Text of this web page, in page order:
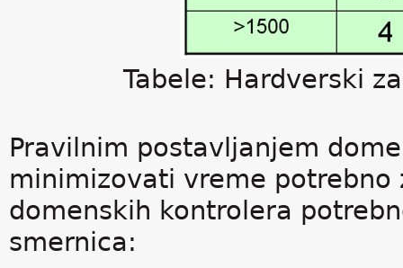
Tabele: Hardverski
Pravilnim postavljanjem
minimizovati vreme
domenskih kontrolera
smernica: